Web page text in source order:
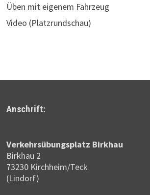
Üben mit eigenem Fahrzeug
Video (Platzrundschau)
Anschrift:
Verkehrsübungsplatz Birkhau
Birkhau 2
73230 Kirchheim/Teck
(Lindorf)